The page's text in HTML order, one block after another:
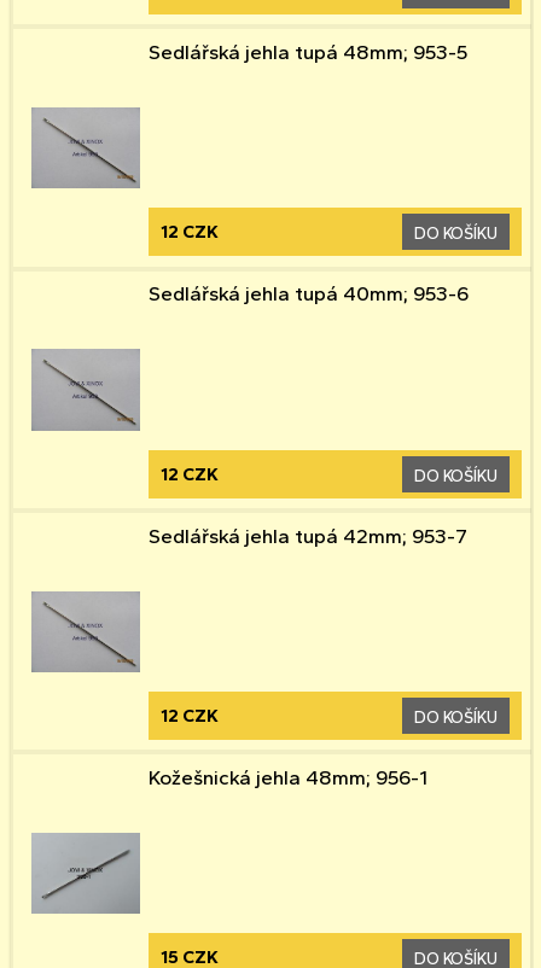
Sedlářská jehla tupá 48mm; 953-5
12 CZK DO KOŠÍKU
Sedlářská jehla tupá 40mm; 953-6
12 CZK DO KOŠÍKU
Sedlářská jehla tupá 42mm; 953-7
12 CZK DO KOŠÍKU
Kožešnická jehla 48mm; 956-1
15 CZK DO KOŠÍKU